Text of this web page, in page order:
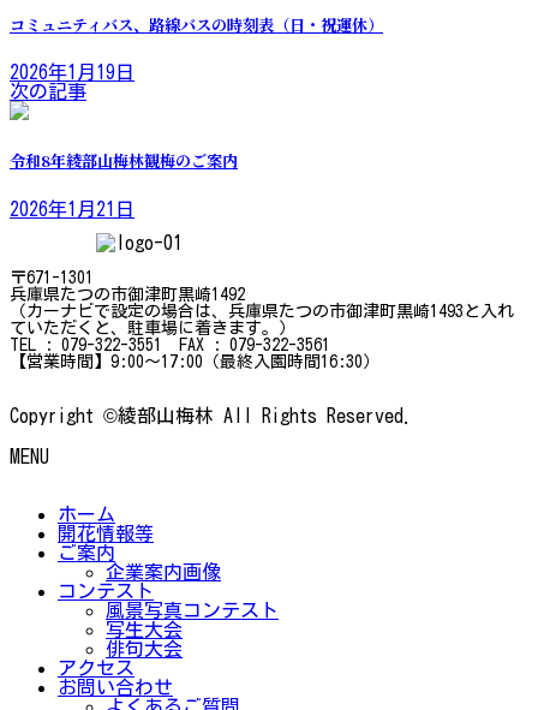
コミュニティバス、路線バスの時刻表（日・祝運休）
2026年1月19日
次の記事
令和8年綾部山梅林観梅のご案内
2026年1月21日
〒671-1301
兵庫県たつの市御津町黒崎1492
（カーナビで設定の場合は、兵庫県たつの市御津町黒崎1493と入れ
ていただくと、駐車場に着きます。）
TEL : 079-322-3551 FAX : 079-322-3561
【営業時間】9:00～17:00（最終入園時間16:30）
Copyright ©綾部山梅林 All Rights Reserved.
MENU
ホーム
開花情報等
ご案内
企業案内画像
コンテスト
風景写真コンテスト
写生大会
俳句大会
アクセス
お問い合わせ